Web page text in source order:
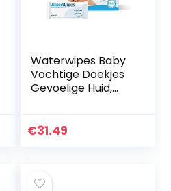
Waterwipes Baby
Vochtige Doekjes
Gevoelige Huid,
€31.49